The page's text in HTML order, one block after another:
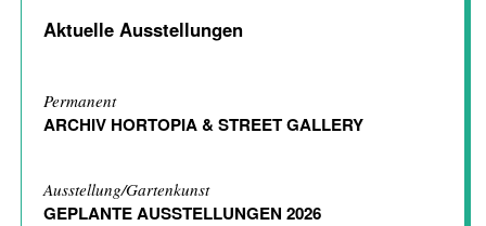
Aktuelle Ausstellungen
Permanent
ARCHIV HORTOPIA & STREET GALLERY
Ausstellung/Gartenkunst
GEPLANTE AUSSTELLUNGEN 2026